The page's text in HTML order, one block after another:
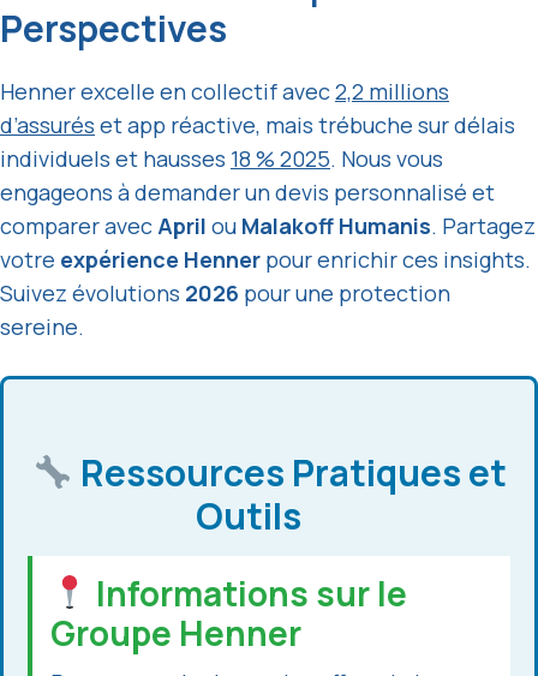
Perspectives
Henner excelle en collectif avec2,2 millions
d’assurés et app réactive, mais trébuche sur délais
individuels et hausses 18 % 2025. Nous vous
engageons à demander un devis personnalisé et
comparer avec April ou Malakoff Humanis. Partagez
votre expérience Henner pour enrichir ces insights.
Suivez évolutions 2026 pour une protection
sereine.
Ressources Pratiques et
Outils
Informations sur le
Groupe Henner